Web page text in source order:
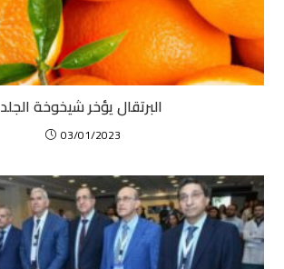
البرتقال يؤخر شيخوخة الجلد
03/01/2023